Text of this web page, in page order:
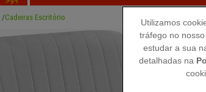
Cadeiras Escritório
Utilizamos
tráfego no
estudar a sua
detalhadas na